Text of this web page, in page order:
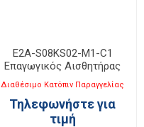
E2A-S08KS02-M1-C1
Επαγωγικός Αισθητήρας
M8
Διαθέσιμο Κατόπιν Παραγγελίας
Τηλεφωνήστε για
τιμή